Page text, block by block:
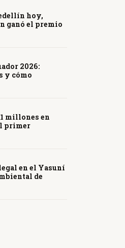
hoy,
ganó el premio
2026:
y cómo
millones en
primer
en el Yasuní
de